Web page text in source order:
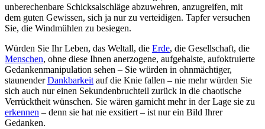
unberechenbare Schicksalschläge abzuwehren, anzugreifen, mit
dem guten Gewissen, sich ja nur zu verteidigen. Tapfer versuchen
Sie, die Windmühlen zu besiegen.
Würden Sie Ihr Leben, das Weltall, die Erde, die Gesellschaft, die
Menschen, ohne diese Ihnen anerzogene, aufgehalste, aufoktruierte
Gedankenmanipulation sehen – Sie würden in ohnmächtiger,
staunenderDankbarkeit auf die Knie fallen – nie mehr würden Sie
sich auch nur einen Sekundenbruchteil zurück in die chaotische
Verrücktheit wünschen. Sie wären garnicht mehr in der Lage sie zu
erkennen – denn sie hat nie exsitiert – ist nur ein Bild Ihrer
Gedanken.